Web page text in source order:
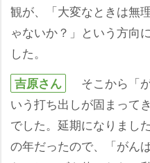
観が、「大変なときは無
ゃないか？」という方向
した。
吉原さん
そこから「
いう打ち出しが固まって
でした。延期になりまし
の年だったので、「がん